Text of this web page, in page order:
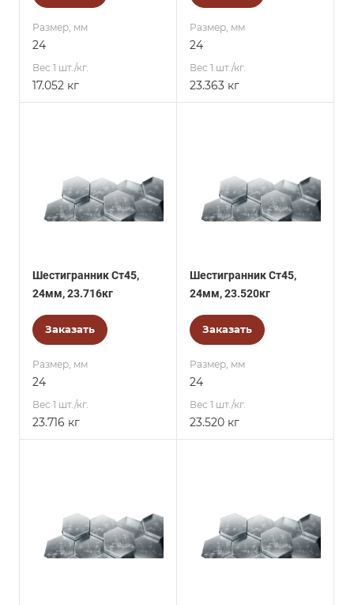
Размер, мм
24
Вес 1 шт./кг.
17.052 кг
Размер, мм
24
Вес 1 шт./кг.
23.363 кг
Шестигранник Ст45,
24мм, 23.716кг
Заказать
Размер, мм
24
Вес 1 шт./кг.
23.716 кг
Шестигранник Ст45,
24мм, 23.520кг
Заказать
Размер, мм
24
Вес 1 шт./кг.
23.520 кг